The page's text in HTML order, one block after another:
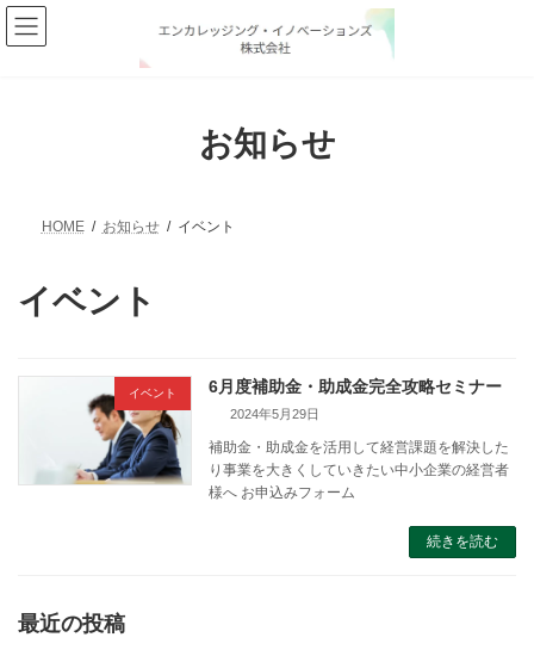
コ
ン
テ
ナ
ビ
ゲ
お知らせ
HOME お知らせ イベント
イベント
イベント 6月度補助金・助成金完全攻略セミナー
2024年5月29日
補助金・助成金を活用して経営課題を解決した
り事業を大きくしていきたい中小企業の経営者
様へ お申込みフォーム
続きを読む
最近の投稿